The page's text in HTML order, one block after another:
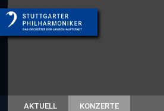
AKTUELL KONZERTE